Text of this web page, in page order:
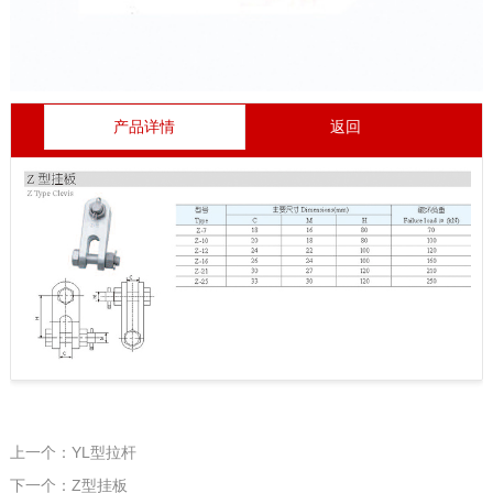
产品详情 返回
上一个：YL型拉杆
下一个：Z型挂板